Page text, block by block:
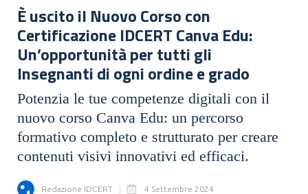
È uscito il Nuovo Corso con
Certificazione IDCERT Canva Edu:
Un’opportunità per tutti gli
Insegnanti di ogni ordine e grado
Potenzia le tue competenze digitali con il
nuovo corso Canva Edu: un percorso
formativo completo e strutturato per creare
contenuti visivi innovativi ed efficaci.
Redazione IDCERT 4 Settembre 2024